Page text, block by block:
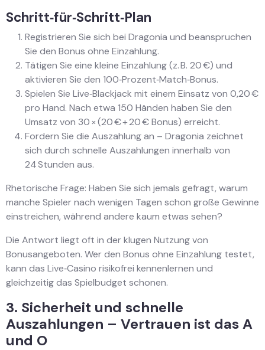
Schritt‑für‑Schritt‑Plan
Registrieren Sie sich bei Dragonia und beanspruchen
Sie den Bonus ohne Einzahlung.
Tätigen Sie eine kleine Einzahlung (z. B. 20 €) und
aktivieren Sie den 100‑Prozent‑Match‑Bonus.
Spielen Sie Live‑Blackjack mit einem Einsatz von 0,20 €
pro Hand. Nach etwa 150 Händen haben Sie den
Umsatz von 30 × (20 € + 20 € Bonus) erreicht.
Fordern Sie die Auszahlung an – Dragonia zeichnet
sich durch schnelle Auszahlungen innerhalb von
24 Stunden aus.
Rhetorische Frage: Haben Sie sich jemals gefragt, warum
manche Spieler nach wenigen Tagen schon große Gewinne
einstreichen, während andere kaum etwas sehen?
Die Antwort liegt oft in der klugen Nutzung von
Bonusangeboten. Wer den Bonus ohne Einzahlung testet,
kann das Live‑Casino risikofrei kennenlernen und
gleichzeitig das Spielbudget schonen.
3. Sicherheit und schnelle
Auszahlungen – Vertrauen ist das A
und O